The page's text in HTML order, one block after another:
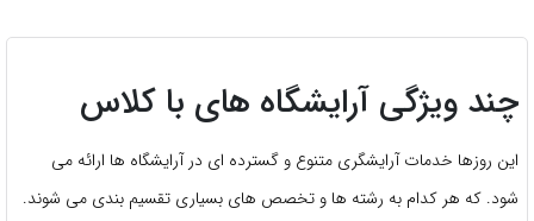
چند ویژگی آرایشگاه های با کلاس
این روزها خدمات آرایشگری متنوع و گسترده ای در آرایشگاه ها ارائه می
شود. که هر کدام به رشته ها و تخصص های بسیاری تقسیم بندی می شوند.